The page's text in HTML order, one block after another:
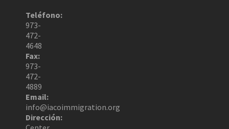
Teléfono:
973-
472-
4648
Fax:
973-
472-
4889
Email:
info@iacoimmigration.org
Dirección: